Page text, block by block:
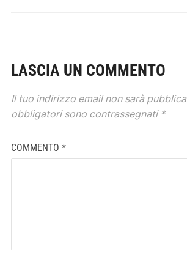
LASCIA UN COMMENTO
Il tuo indirizzo email non sarà
obbligatori sono contrassegnati *
COMMENTO *